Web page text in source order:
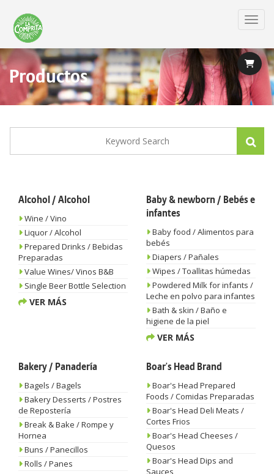
main
content
Productos
Alcohol / Alcohol
Wine / Vino
Liquor / Alcohol
Prepared Drinks / Bebidas
Preparadas
Value Wines/ Vinos B&B
Single Beer Bottle Selection
VER MÁS
Baby & newborn / Bebés e
infantes
Baby food / Alimentos para
bebés
Diapers / Pañales
Wipes / Toallitas húmedas
Powdered Milk for infants /
Leche en polvo para infantes
Bath & skin / Baño e
higiene de la piel
VER MÁS
Bakery / Panadería
Bagels / Bagels
Bakery Desserts / Postres
de Repostería
Break & Bake / Rompe y
Hornea
Buns / Panecillos
Rolls / Panes
Boar's Head Brand
Boar's Head Prepared
Foods / Comidas Preparadas
Boar's Head Deli Meats /
Cortes Frios
Boar's Head Cheeses /
Quesos
Boar's Head Dips and
Sauces